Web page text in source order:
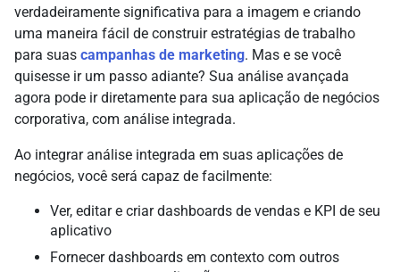
verdadeiramente significativa para a imagem e criando
uma maneira fácil de construir estratégias de trabalho
para suas campanhas de marketing. Mas e se você
quisesse ir um passo adiante? Sua análise avançada
agora pode ir diretamente para sua aplicação de negócios
corporativa, com análise integrada.
Ao integrar análise integrada em suas aplicações de
negócios, você será capaz de facilmente:
Ver, editar e criar dashboards de vendas e KPI de seu
aplicativo
Fornecer dashboards em contexto com outros